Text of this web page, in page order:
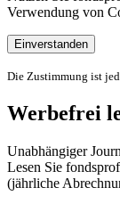
Verwendung von
Einverstanden
Die Zustimmung ist
Werbefrei
Unabhängiger
Lesen Sie
(jährliche